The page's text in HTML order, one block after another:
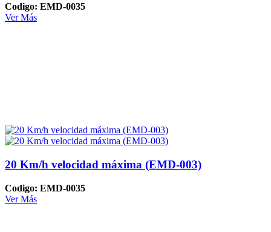
Codigo: EMD-0035
Ver Más
20 Km/h velocidad máxima (EMD-003)
Codigo: EMD-0035
Ver Más